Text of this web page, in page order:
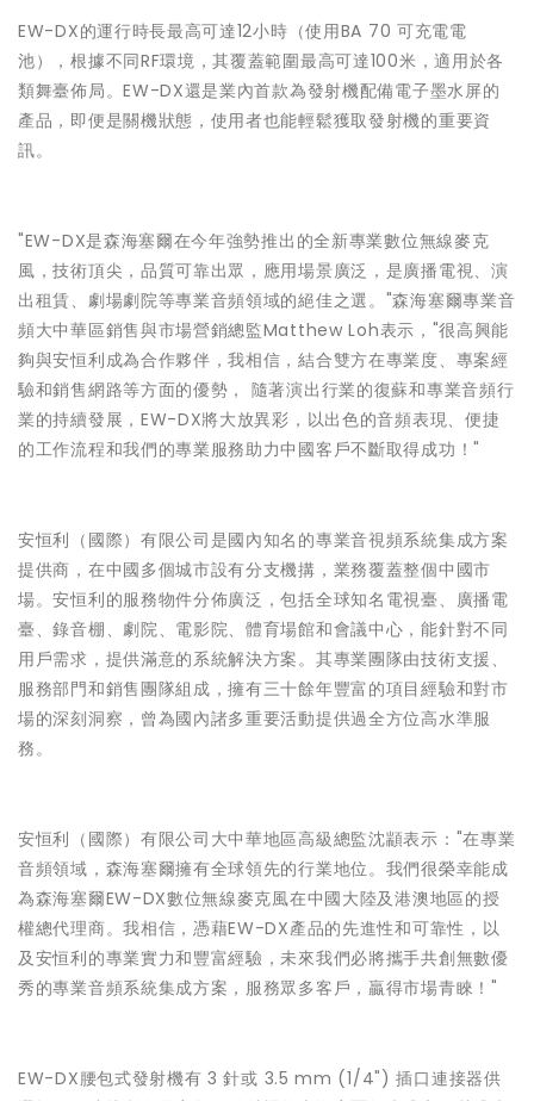
EW-DX的運行時長最高可達12小時（使用BA 70 可充電電
池），根據不同RF環境，其覆蓋範圍最高可達100米，適用於各
類舞臺佈局。EW-DX還是業內首款為發射機配備電子墨水屏的
產品，即便是關機狀態，使用者也能輕鬆獲取發射機的重要資
訊。
"EW-DX是森海塞爾在今年強勢推出的全新專業數位無線麥克
風，技術頂尖，品質可靠出眾，應用場景廣泛，是廣播電視、演
出租賃、劇場劇院等專業音頻領域的絕佳之選。"森海塞爾專業音
頻大中華區銷售與市場營銷總監Matthew Loh表示，"很高興能
夠與安恒利成為合作夥伴，我相信，結合雙方在專業度、專案經
驗和銷售網路等方面的優勢， 隨著演出行業的復蘇和專業音頻行
業的持續發展，EW-DX將大放異彩，以出色的音頻表現、便捷
的工作流程和我們的專業服務助力中國客戶不斷取得成功！"
安恒利（國際）有限公司是國內知名的專業音視頻系統集成方案
提供商，在中國多個城市設有分支機搆，業務覆蓋整個中國市
場。安恒利的服務物件分佈廣泛，包括全球知名電視臺、廣播電
臺、錄音棚、劇院、電影院、體育場館和會議中心，能針對不同
用戶需求，提供滿意的系統解決方案。其專業團隊由技術支援、
服務部門和銷售團隊組成，擁有三十餘年豐富的項目經驗和對市
場的深刻洞察，曾為國內諸多重要活動提供過全方位高水準服
務。
安恒利（國際）有限公司大中華地區高級總監沈顓表示："在專業
音頻領域，森海塞爾擁有全球領先的行業地位。我們很榮幸能成
為森海塞爾EW-DX數位無線麥克風在中國大陸及港澳地區的授
權總代理商。我相信，憑藉EW-DX產品的先進性和可靠性，以
及安恒利的專業實力和豐富經驗，未來我們必將攜手共創無數優
秀的專業音頻系統集成方案，服務眾多客戶，贏得市場青睞！"
EW-DX腰包式發射機有 3 針或 3.5 mm (1/4") 插口連接器供